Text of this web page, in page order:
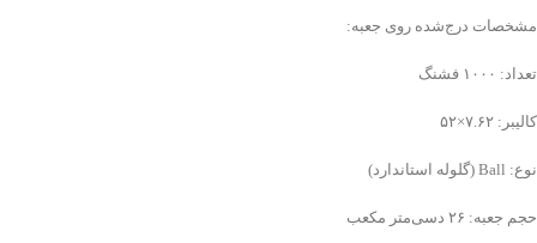
مشخصات درج‌شده روی جعبه:
تعداد: ۱۰۰۰ فشنگ
کالیبر: ۷.۶۲×۵۲
نوع: Ball (گلوله استاندارد)
حجم جعبه: ۲۶ دسی‌متر مکعب